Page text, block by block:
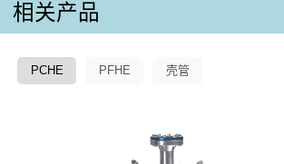
相关产品
PCHE PFHE 壳管